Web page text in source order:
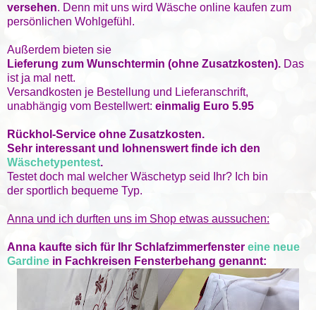
versehen. Denn mit uns wird Wäsche online kaufen zum
persönlichen Wohlgefühl.
Außerdem bieten sie
Lieferung zum Wunschtermin (ohne Zusatzkosten). Das
ist ja mal nett.
Versandkosten je Bestellung und Lieferanschrift,
unabhängig vom Bestellwert: einmalig Euro 5.95
Rückhol-Service ohne Zusatzkosten.
Sehr interessant und lohnenswert finde ich den
Wäschetypentest.
Testet doch mal welcher Wäschetyp seid Ihr? Ich bin
der sportlich bequeme Typ.
Anna und ich durften uns im Shop etwas aussuchen:
Anna kaufte sich für Ihr Schlafzimmerfenster eine neue
Gardine in Fachkreisen Fensterbehang genannt: